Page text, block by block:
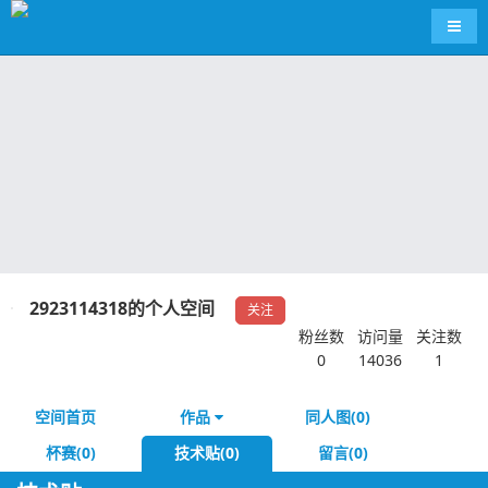
导航
2923114318的个人空间 关注
粉丝数
0
访问量
14036
关注数
1
空间首页 作品
同人图(0)
杯赛(0)
技术贴(0) 留言(0)